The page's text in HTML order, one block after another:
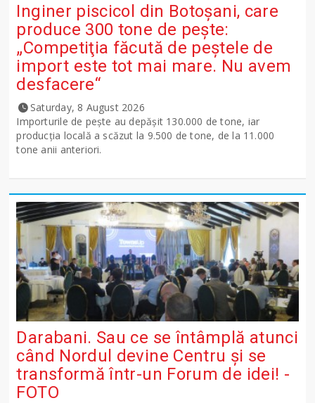
Inginer piscicol din Botoşani, care
produce 300 tone de peşte:
„Competiţia făcută de peştele de
import este tot mai mare. Nu avem
desfacere“
Saturday, 8 August 2026
Importurile de peşte au depăşit 130.000 de tone, iar
producţia locală a scăzut la 9.500 de tone, de la 11.000
tone anii anteriori.
Darabani. Sau ce se întâmplă atunci
când Nordul devine Centru și se
transformă într-un Forum de idei! -
FOTO